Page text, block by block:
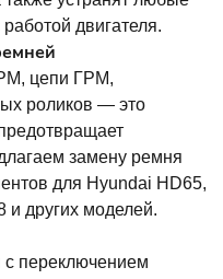
двигателя.
цепи ГРМ,
роликов — это
замену ремня
для Hyundai HD65,
и других моделей.
переключением